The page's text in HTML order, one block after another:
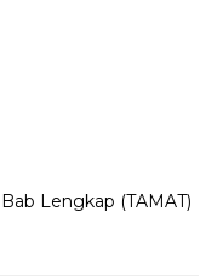
Lengkap (TAMAT)